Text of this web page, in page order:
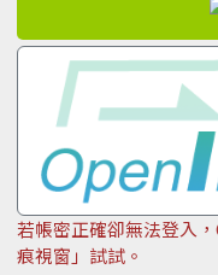
若帳密正確卻無法登入
痕視窗」試試。